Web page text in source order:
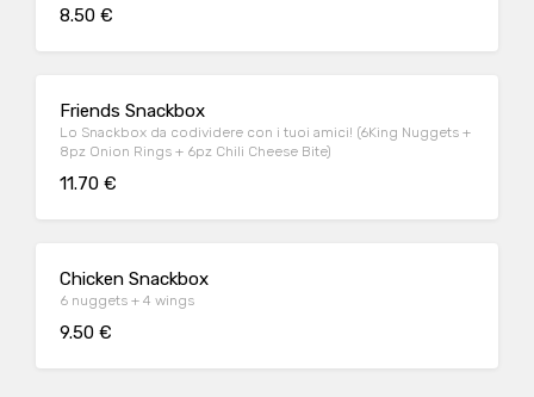
8.50 €
Friends Snackbox
Lo Snackbox da codividere con i tuoi amici! (6King Nuggets +
8pz Onion Rings + 6pz Chili Cheese Bite)
11.70 €
Chicken Snackbox
6 nuggets + 4 wings
9.50 €